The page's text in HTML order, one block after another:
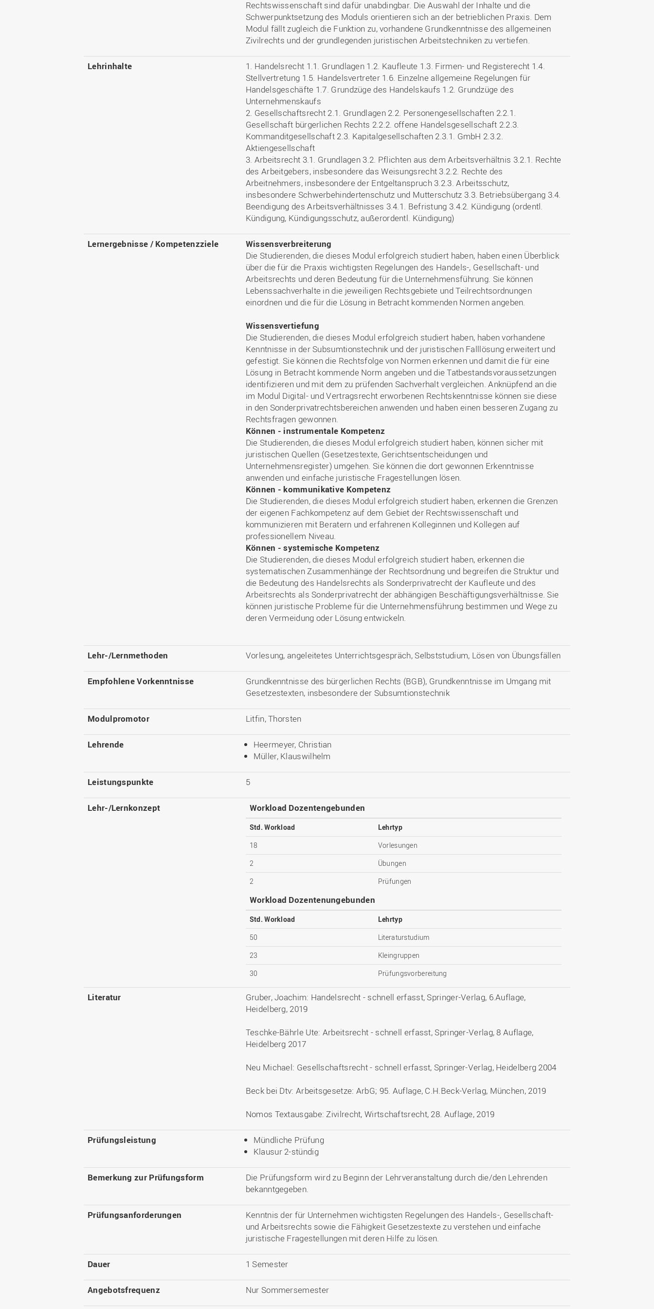
Rechtswissenschaft sind dafür unabdingbar. Die Auswahl der Inhalte und die
Schwerpunktsetzung des Moduls orientieren sich an der betrieblichen Praxis. Dem
Modul fällt zugleich die Funktion zu, vorhandene Grundkenntnisse des allgemeinen
Zivilrechts und der grundlegenden juristischen Arbeitstechniken zu vertiefen.
Lehrinhalte
1. Handelsrecht 1.1. Grundlagen 1.2. Kaufleute 1.3. Firmen- und Registerecht 1.4.
Stellvertretung 1.5. Handelsvertreter 1.6. Einzelne allgemeine Regelungen für
Handelsgeschäfte 1.7. Grundzüge des Handelskaufs 1.2. Grundzüge des
Unternehmenskaufs
2. Gesellschaftsrecht 2.1. Grundlagen 2.2. Personengesellschaften 2.2.1.
Gesellschaft bürgerlichen Rechts 2.2.2. offene Handelsgesellschaft 2.2.3.
Kommanditgesellschaft 2.3. Kapitalgesellschaften 2.3.1. GmbH 2.3.2.
Aktiengesellschaft
3. Arbeitsrecht 3.1. Grundlagen 3.2. Pflichten aus dem Arbeitsverhältnis 3.2.1. Rechte
des Arbeitgebers, insbesondere das Weisungsrecht 3.2.2. Rechte des
Arbeitnehmers, insbesondere der Entgeltanspruch 3.2.3. Arbeitsschutz,
insbesondere Schwerbehindertenschutz und Mutterschutz 3.3. Betriebsübergang 3.4.
Beendigung des Arbeitsverhältnisses 3.4.1. Befristung 3.4.2. Kündigung (ordentl.
Kündigung, Kündigungsschutz, außerordentl. Kündigung)
Lernergebnisse / Kompetenzziele
Wissensverbreiterung
Die Studierenden, die dieses Modul erfolgreich studiert haben, haben einen Überblick
über die für die Praxis wichtigsten Regelungen des Handels-, Gesellschaft- und
Arbeitsrechts und deren Bedeutung für die Unternehmensführung. Sie können
Lebenssachverhalte in die jeweiligen Rechtsgebiete und Teilrechtsordnungen
einordnen und die für die Lösung in Betracht kommenden Normen angeben.
Wissensvertiefung
Die Studierenden, die dieses Modul erfolgreich studiert haben, haben vorhandene
Kenntnisse in der Subsumtionstechnik und der juristischen Falllösung erweitert und
gefestigt. Sie können die Rechtsfolge von Normen erkennen und damit die für eine
Lösung in Betracht kommende Norm angeben und die Tatbestandsvoraussetzungen
identifizieren und mit dem zu prüfenden Sachverhalt vergleichen. Anknüpfend an die
im Modul Digital- und Vertragsrecht erworbenen Rechtskenntnisse können sie diese
in den Sonderprivatrechtsbereichen anwenden und haben einen besseren Zugang zu
Rechtsfragen gewonnen.
Können - instrumentale Kompetenz
Die Studierenden, die dieses Modul erfolgreich studiert haben, können sicher mit
juristischen Quellen (Gesetzestexte, Gerichtsentscheidungen und
Unternehmensregister) umgehen. Sie können die dort gewonnen Erkenntnisse
anwenden und einfache juristische Fragestellungen lösen.
Können - kommunikative Kompetenz
Die Studierenden, die dieses Modul erfolgreich studiert haben, erkennen die Grenzen
der eigenen Fachkompetenz auf dem Gebiet der Rechtswissenschaft und
kommunizieren mit Beratern und erfahrenen Kolleginnen und Kollegen auf
professionellem Niveau.
Können - systemische Kompetenz
Die Studierenden, die dieses Modul erfolgreich studiert haben, erkennen die
systematischen Zusammenhänge der Rechtsordnung und begreifen die Struktur und
die Bedeutung des Handelsrechts als Sonderprivatrecht der Kaufleute und des
Arbeitsrechts als Sonderprivatrecht der abhängigen Beschäftigungsverhältnisse. Sie
können juristische Probleme für die Unternehmensführung bestimmen und Wege zu
deren Vermeidung oder Lösung entwickeln.
Lehr-/Lernmethoden Vorlesung, angeleitetes Unterrichtsgespräch, Selbststudium, Lösen von Übungsfällen
Empfohlene Vorkenntnisse
Grundkenntnisse des bürgerlichen Rechts (BGB), Grundkenntnisse im Umgang mit
Gesetzestexten, insbesondere der Subsumtionstechnik
Modulpromotor Litfin, Thorsten
Lehrende
Heermeyer, Christian
Müller, Klauswilhelm
Leistungspunkte 5
Lehr-/Lernkonzept Workload Dozentengebunden
Std. Workload
Lehrtyp
18
Vorlesungen
2
Übungen
2
Prüfungen
Workload Dozentenungebunden
Std. Workload
Lehrtyp
50
Literaturstudium
23
Kleingruppen
30
Prüfungsvorbereitung
Literatur
Gruber, Joachim: Handelsrecht - schnell erfasst, Springer-Verlag, 6.Auflage,
Heidelberg, 2019
Teschke-Bährle Ute: Arbeitsrecht - schnell erfasst, Springer-Verlag, 8 Auflage,
Heidelberg 2017
Neu Michael: Gesellschaftsrecht - schnell erfasst, Springer-Verlag, Heidelberg 2004
Beck bei Dtv: Arbeitsgesetze: ArbG; 95. Auflage, C.H.Beck-Verlag, München, 2019
Nomos Textausgabe: Zivilrecht, Wirtschaftsrecht, 28. Auflage, 2019
Prüfungsleistung
Mündliche Prüfung
Klausur 2-stündig
Bemerkung zur Prüfungsform
Die Prüfungsform wird zu Beginn der Lehrveranstaltung durch die/den Lehrenden
bekanntgegeben.
Prüfungsanforderungen
Kenntnis der für Unternehmen wichtigsten Regelungen des Handels-, Gesellschaft-
und Arbeitsrechts sowie die Fähigkeit Gesetzestexte zu verstehen und einfache
juristische Fragestellungen mit deren Hilfe zu lösen.
Dauer 1 Semester
Angebotsfrequenz Nur Sommersemester